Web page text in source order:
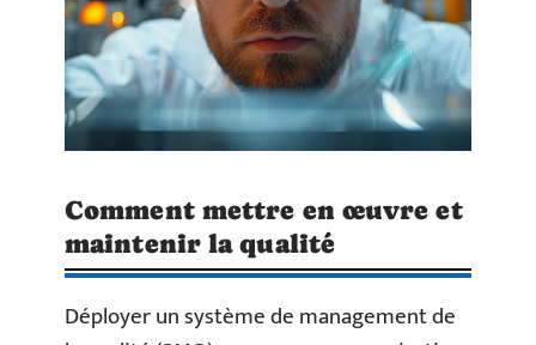
Comment mettre en œuvre et
maintenir la qualité
Déployer un système de management de